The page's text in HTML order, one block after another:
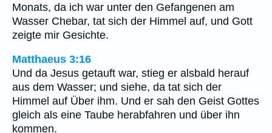
Monats, da ich war unter den Gefangenen am
Wasser Chebar, tat sich der Himmel auf, und Gott
zeigte mir Gesichte.
Matthaeus 3:16
Und da Jesus getauft war, stieg er alsbald herauf
aus dem Wasser; und siehe, da tat sich der
Himmel auf Über ihm. Und er sah den Geist Gottes
gleich als eine Taube herabfahren und über ihn
kommen.